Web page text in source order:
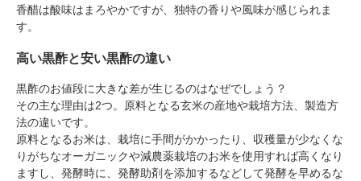
香醋は酸味はまろやかですが、独特の香りや風味が感じられま
す。
高い黒酢と安い黒酢の違い
黒酢のお値段に大きな差が生じるのはなぜでしょう？
その主な理由は2つ。原料となる玄米の産地や栽培方法、製造方
法の違いです。
原料となるお米は、栽培に手間がかかったり、収穫量が少なくな
りがちなオーガニックや減農薬栽培のお米を使用すれば高くなり
ますし、発酵時に、発酵助剤を添加するなどして発酵を早めるな